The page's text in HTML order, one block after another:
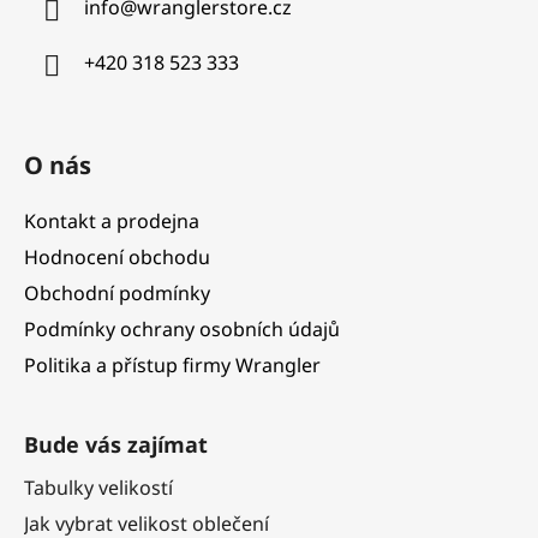
info@wranglerstore.cz
+420 318 523 333
O nás
Kontakt a prodejna
Hodnocení obchodu
Obchodní podmínky
Podmínky ochrany osobních údajů
Politika a přístup firmy Wrangler
Bude vás zajímat
Tabulky velikostí
Jak vybrat velikost oblečení